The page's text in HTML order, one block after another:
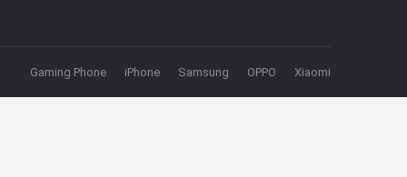
Gaming Phone iPhone Samsung OPPO Xiaomi